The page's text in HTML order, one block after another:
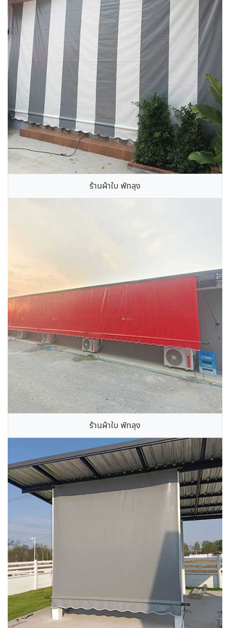
ร้านผ้าใบ พัทลุง
ร้านผ้าใบ พัทลุง